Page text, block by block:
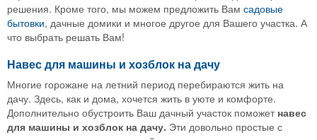
решения. Кроме того, мы можем предложить Вам садовые
бытовки, дачные домики и многое другое для Вашего участка. А
что выбрать решать Вам!
Навес для машины и хозблок на дачу
Многие горожане на летний период перебираются жить на
дачу. Здесь, как и дома, хочется жить в уюте и комфорте.
Дополнительно обустроить Ваш дачный участок поможетнавес
для машины и хозблок на дачу. Эти довольно простые с